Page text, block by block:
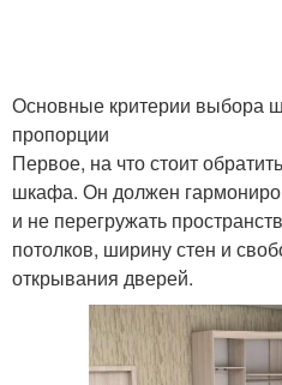
Основные критерии выбора
пропорции
Первое, на что стоит
шкафа. Он должен
и не перегружать
потолков, ширину стен и
открывания дверей.